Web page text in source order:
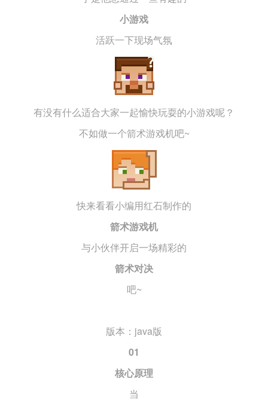
小游戏
活跃一下现场气氛
有没有什么适合大家一起愉快玩耍的小游戏呢？
不如做一个箭术游戏机吧~
快来看看小编用红石制作的
箭术游戏机
与小伙伴开启一场精彩的
箭术对决
吧~
版本：java版
01
核心原理
当